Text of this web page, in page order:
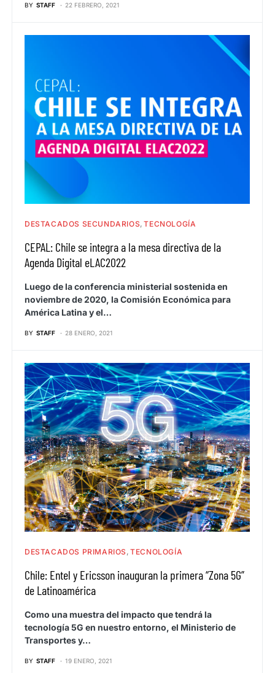
BY STAFF 22 FEBRERO, 2021
DESTACADOS SECUNDARIOS TECNOLOGÍA
CEPAL: Chile se integra a la mesa directiva de la
Agenda Digital eLAC2022
Luego de la conferencia ministerial sostenida en
noviembre de 2020, la Comisión Económica para
América Latina y el…
BY STAFF 28 ENERO, 2021
DESTACADOS PRIMARIOS TECNOLOGÍA
Chile: Entel y Ericsson inauguran la primera “Zona 5G”
de Latinoamérica
Como una muestra del impacto que tendrá la
tecnología 5G en nuestro entorno, el Ministerio de
Transportes y…
BY STAFF 19 ENERO, 2021